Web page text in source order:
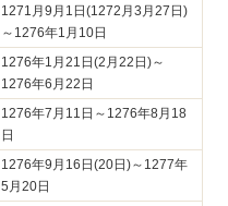
1271月9月1日(1272月3月27日)
～1276年1月10日
1276年1月21日(2月22日)～
1276年6月22日
1276年7月11日～1276年8月18
日
1276年9月16日(20日)～1277年
5月20日